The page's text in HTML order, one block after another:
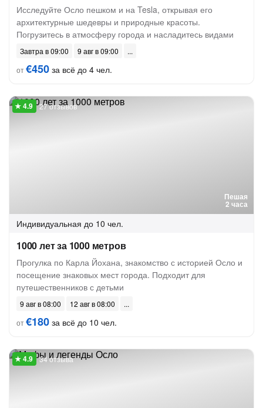
Исследуйте Осло пешком и на Tesla, открывая его
архитектурные шедевры и природные красоты.
Погрузитесь в атмосферу города и насладитесь видами
Завтра в 09:00
9 авг в 09:00
от€450 за всё до 4 чел.
Пешая
2 часа
27 отзывов
Индивидуальная до 10 чел.
1000 лет за 1000 метров
Прогулка по Карла Йохана, знакомство с историей Осло и
посещение знаковых мест города. Подходит для
путешественников с детьми
9 авг в 08:00
12 авг в 08:00
от€180 за всё до 10 чел.
34 отзыва